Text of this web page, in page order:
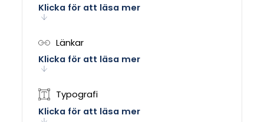
Klicka för att läsa mer
Länkar
Klicka för att läsa mer
Typografi
Klicka för att läsa mer